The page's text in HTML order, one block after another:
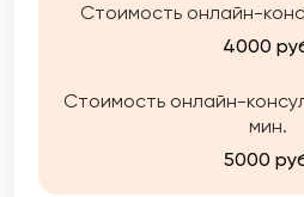
Стоимость онлайн-
4000
Стоимость онлайн-
мин.
5000